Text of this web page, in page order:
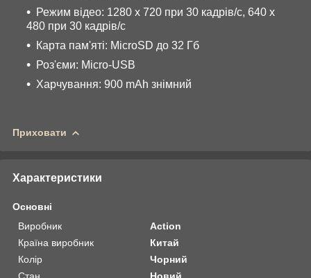
Режим відео: 1280 x 720 при 30 кадрів/с, 640 x
480 при 30 кадрів/с
Карта пам'яті: MicroSD до 32 Гб
Роз'єми: Micro-USB
Харчування: 900 mAh знімний
Приховати
Характеристики
Основні
Виробник
Action
Країна виробник
Китай
Колір
Чорний
Стан
Новий